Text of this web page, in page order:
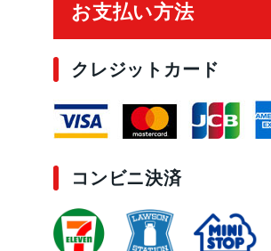
お支払い方法
クレジットカード
コンビニ決済